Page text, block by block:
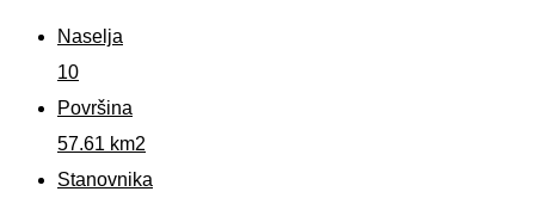
Naselja
10
Površina
57.61 km2
Stanovnika